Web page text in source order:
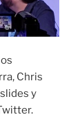
Chris
y